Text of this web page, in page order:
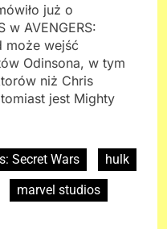
już o
w AVENGERS:
może wejść
Odinsona, w tym
niż Chris
jest Mighty
Secret Wars
hulk
marvel studios